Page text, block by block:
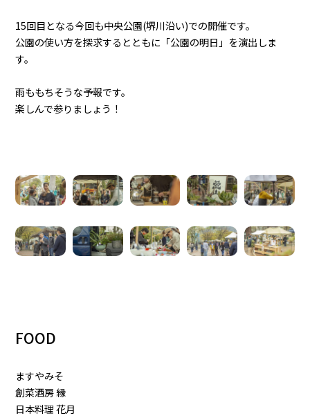
15回目となる今回も中央公園(堺川沿い)での開催です。
公園の使い方を探求するとともに「公園の明日」を演出しま
す。
雨ももちそうな予報です。
楽しんで参りましょう！
FOOD
ますやみそ
創菜酒房 縁
日本料理 花月